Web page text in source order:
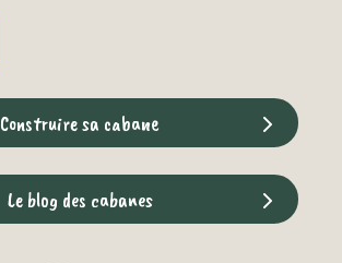
Construire sa cabane
Le blog des cabanes